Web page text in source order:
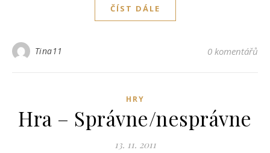
ČÍST DÁLE
Tina11 0 komentářů
HRY
Hra – Správne/nesprávne
13. 11. 2011